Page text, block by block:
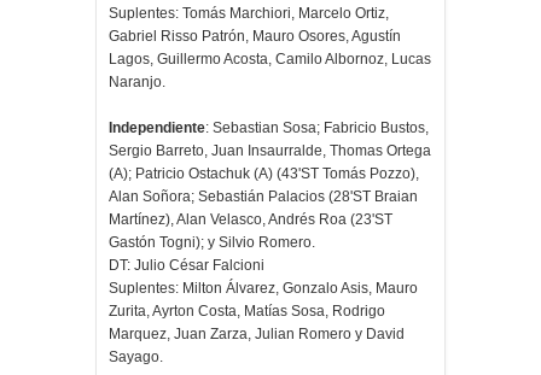
Suplentes: Tomás Marchiori, Marcelo Ortiz,
Gabriel Risso Patrón, Mauro Osores, Agustín
Lagos, Guillermo Acosta, Camilo Albornoz, Lucas
Naranjo.
Independiente: Sebastian Sosa; Fabricio Bustos,
Sergio Barreto, Juan Insaurralde, Thomas Ortega
(A); Patricio Ostachuk (A) (43'ST Tomás Pozzo),
Alan Soñora; Sebastián Palacios (28'ST Braian
Martínez), Alan Velasco, Andrés Roa (23'ST
Gastón Togni); y Silvio Romero.
DT: Julio César Falcioni
Suplentes: Milton Álvarez, Gonzalo Asis, Mauro
Zurita, Ayrton Costa, Matías Sosa, Rodrigo
Marquez, Juan Zarza, Julian Romero y David
Sayago.